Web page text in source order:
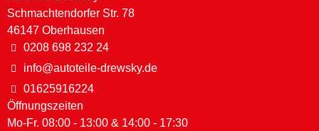
Schmachtendorfer Str. 78
46147 Oberhausen
0208 698 232 24
info@autoteile-drewsky.de
01625916224
Öffnungszeiten
Mo-Fr. 08:00 - 13:00 & 14:00 - 17:30